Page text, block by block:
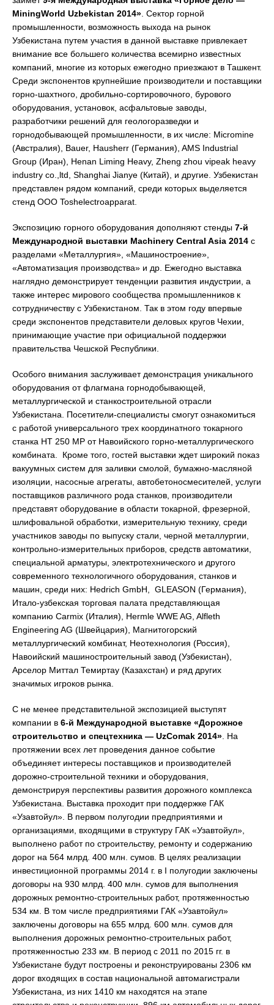
MiningWorld Uzbekistan 2014» . Сектор горной
промышленности, возможность выхода на рынок
Узбекистана путем участия в данной выставке привлекает
внимание все большего количества всемирно известных
компаний, многие из которых ежегодно приезжают в Ташкент.
Среди экспонентов крупнейшие производители и поставщики
горно-шахтного, дробильно-сортировочного, бурового
оборудования, установок, асфальтовые заводы,
разработчики решений для геологоразведки и
горнодобывающей промышленности, в их числе: Micromine
(Австралия), Bauer, Hausherr (Германия), AMS Industrial
Group (Иран), Henan Liming Heavy, Zheng zhou vipeak heavy
industry co.,ltd, Shanghai Jianye (Китай), и другие. Узбекистан
представлен рядом компаний, среди которых выделяется
стенд ООО Toshelectroapparat.
Экспозицию горного оборудования дополняют стенды 7-й
Международной выставки Machinery Central Asia 2014 с
разделами «Металлургия», «Машиностроение»,
«Автоматизация производства» и др. Ежегодно выставка
наглядно демонстрирует тенденции развития индустрии, а
также интерес мирового сообщества промышленников к
сотрудничеству с Узбекистаном. Так в этом году впервые
среди экспонентов представители деловых кругов Чехии,
принимающие участие при официальной поддержки
правительства Чешской Республики.
Особого внимания заслуживает демонстрация уникального
оборудования от флагмана горнодобывающей,
металлургической и станкостроительной отрасли
Узбекистана. Посетители-специалисты смогут ознакомиться
с работой универсального трех координатного токарного
станка НТ 250 МР от Навоийского горно-металлургического
комбината. Кроме того, гостей выставки ждет широкий показ
вакуумных систем для заливки смолой, бумажно-масляной
изоляции, насосные агрегаты, автобетоносмесителей, услуги
поставщиков различного рода станков, производители
представят оборудование в области токарной, фрезерной,
шлифовальной обработки, измерительную технику, среди
участников заводы по выпуску стали, черной металлургии,
контрольно-измерительных приборов, средств автоматики,
специальной арматуры, электротехнического и другого
современного технологичного оборудования, станков и
машин, среди них: Hedrich GmbH, GLEASON (Германия),
Итало-узбекская торговая палата представляющая
компанию Carmix (Италия), Hermle WWE AG, Alfleth
Engineering AG (Швейцария), Магнитогорский
металлургический комбинат, Неотехнология (Россия),
Навоийский машиностроительный завод (Узбекистан),
Арселор Миттал Темиртау (Казахстан) и ряд других
значимых игроков рынка.
С не менее представительной экспозицией выступят
компании в 6-й Международной выставке «Дорожное
строительство и спецтехника — UzComak 2014» . На
протяжении всех лет проведения данное событие
объединяет интересы поставщиков и производителей
дорожно-строительной техники и оборудования,
демонстрируя перспективы развития дорожного комплекса
Узбекистана. Выставка проходит при поддержке ГАК
«Узавтойул». В первом полугодии предприятиями и
организациями, входящими в структуру ГАК «Узавтойул»,
выполнено работ по строительству, ремонту и содержанию
дорог на 564 млрд. 400 млн. сумов. В целях реализации
инвестиционной программы 2014 г. в I полугодии заключены
договоры на 930 млрд. 400 млн. сумов для выполнения
дорожных ремонтно-строительных работ, протяженностью
534 км. В том числе предприятиями ГАК «Узавтойул»
заключены договоры на 655 млрд. 600 млн. сумов для
выполнения дорожных ремонтно-строительных работ,
протяженностью 233 км. В период с 2011 по 2015 гг. в
Узбекистане будут построены и реконструированы 2306 км
дорог входящих в состав национальной автомагистрали
Узбекистана, из них 1410 км находятся на этапе